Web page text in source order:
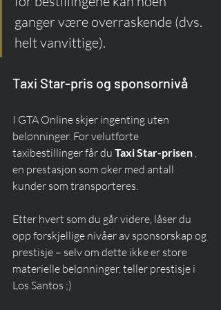
ganger være overraskende (dvs.
helt vanvittige).
Taxi Star-pris og sponsornivå
I GTA Online skjer ingenting uten
belønninger. For velutførte
taxibestillinger får du Taxi Star-prisen
en prestasjon som øker med antall
kunder som transporteres.
Etter hvert som du går videre, låser du
opp forskjellige nivåer av sponsorskap og
prestisje – selv om dette ikke er store
materielle belønninger, teller prestisje i
Los Santos ;)